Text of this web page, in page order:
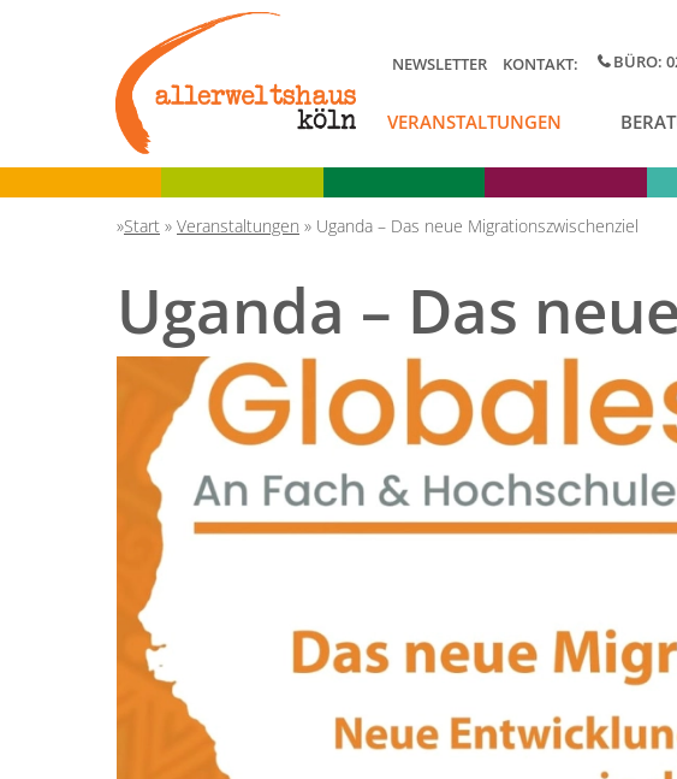
BÜRO:
NEWSLETTER KONTAKT:
VERANSTALTUNGEN
Start » Veranstaltungen » Uganda – Das neue Migrationszwischenziel
Uganda – Das